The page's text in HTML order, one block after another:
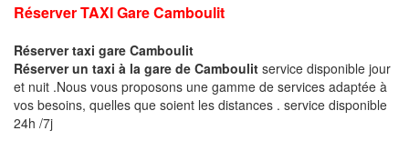
Réserver TAXI Gare Camboulit
Réserver taxi gare Camboulit
Réserver un taxi à la gare de Camboulit service disponible jour
et nuit .Nous vous proposons une gamme de services adaptée à
vos besoins, quelles que soient les distances . service disponible
24h /7j